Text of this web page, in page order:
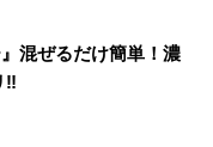
混ぜるだけ簡単！濃
‼︎